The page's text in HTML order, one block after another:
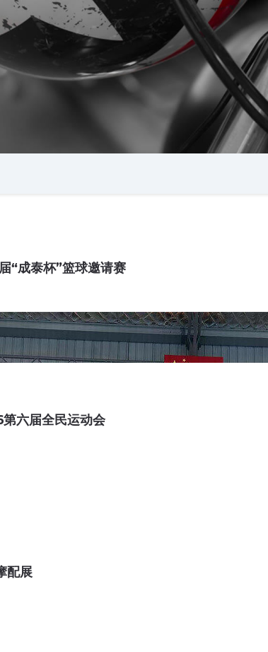
“成泰杯”篮球邀请赛
六届全民运动会
配展